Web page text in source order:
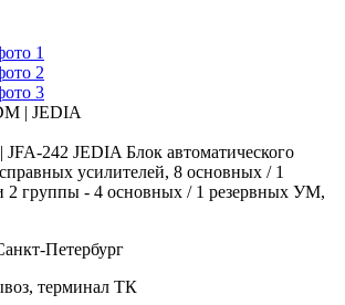
| JEDIA
242 JEDIA Блок автоматического
усилителей, 8 основных / 1
группы - 4 основных / 1 резервных УМ,
Петербург
терминал ТК